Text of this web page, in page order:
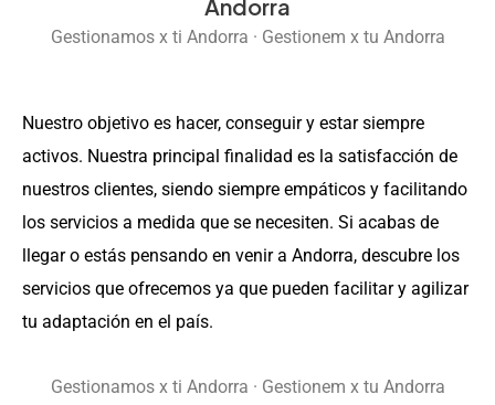
Andorra
Gestionamos x ti Andorra · Gestionem x tu Andorra
Nuestro objetivo es hacer, conseguir y estar siempre
activos. Nuestra principal finalidad es la satisfacción de
nuestros clientes, siendo siempre empáticos y facilitando
los servicios a medida que se necesiten. Si acabas de
llegar o estás pensando en venir a Andorra, descubre los
servicios que ofrecemos ya que pueden facilitar y agilizar
tu adaptación en el país.
Gestionamos x ti Andorra · Gestionem x tu Andorra